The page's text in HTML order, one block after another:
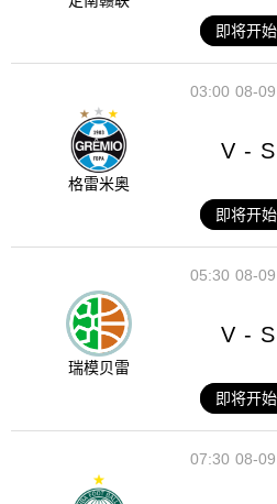
即将开始
08-09
03:00
格雷米奥
V - S
即将开始
08-09
05:30
瑞模贝雷
V - S
即将开始
08-09
07:30